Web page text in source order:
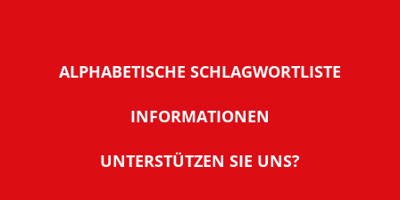
ALPHABETISCHE SCHLAGWORTLISTE
INFORMATIONEN
Warum NachDenkSeiten
UNTERSTÜTZEN SIE UNS?